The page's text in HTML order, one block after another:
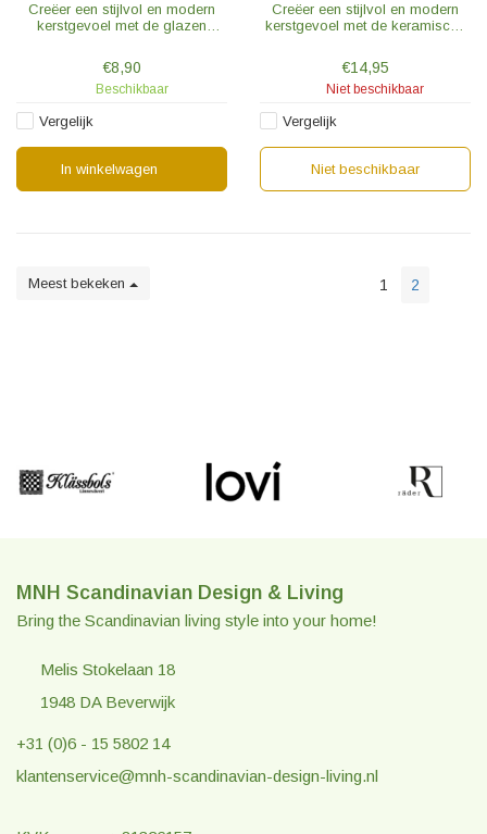
Creëer een stijlvol en modern
kerstgevoel met de glazen
€8,90
Beschikbaar
Vergelijk
In winkelwagen
Creëer een stijlvol en modern
kerstgevoel met de keramische
€14,95
Niet beschikbaar
Vergelijk
Niet beschikbaar
Meest bekeken 1 2
MNH Scandinavian Design & Living
Bring the Scandinavian living style into your home!
Melis Stokelaan 18
1948 DA Beverwijk
+31 (0)6 - 15 5802 14
klantenservice@mnh-scandinavian-design-living.nl